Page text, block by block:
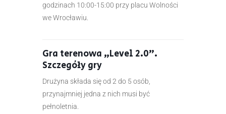
godzinach 10:00-15:00 przy placu Wolności
we Wrocławiu.
Gra terenowa „Level 2.0”.
Szczegóły gry
Drużyna składa się od 2 do 5 osób,
przynajmniej jedna z nich musi być
pełnoletnia.